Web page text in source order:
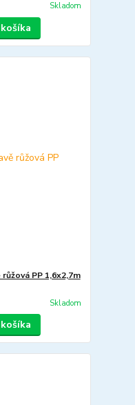
Skladom
PP 1,6x2,7m
Skladom